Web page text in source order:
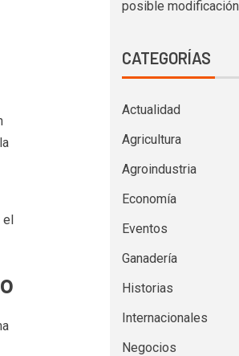
el
posible modificación
CATEGORÍAS
Actualidad
Agricultura
Agroindustria
Economía
Eventos
Ganadería
Historias
Internacionales
Negocios